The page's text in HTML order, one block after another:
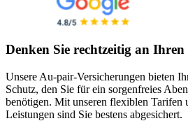
Denken Sie rechtzeitig an Ihren
Unsere Au-pair-Versicherungen bieten
Schutz, den Sie für ein sorgenfreies
benötigen. Mit unseren flexiblen Tarifen
Leistungen sind Sie bestens abgesichert.